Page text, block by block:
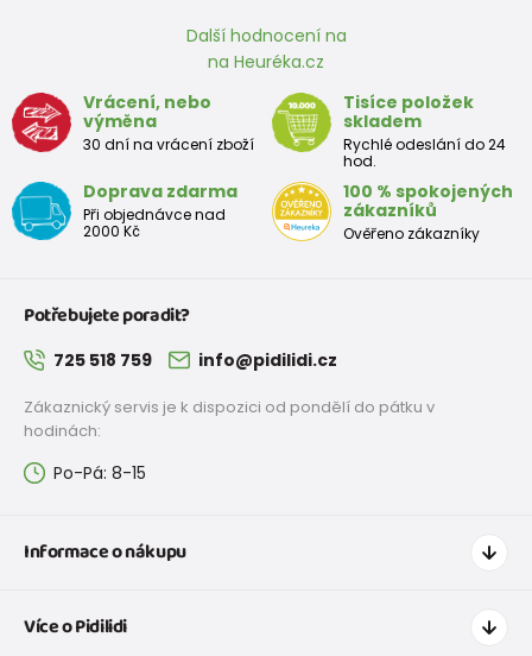
Další hodnocení na
na Heuréka.cz
Vrácení, nebo
výměna
30 dní na vrácení zboží
Tisíce položek
skladem
Rychlé odeslání do 24
hod.
Doprava zdarma
Při objednávce nad
2000 Kč
100 % spokojených
zákazníků
Ověřeno zákazníky
Potřebujete poradit?
725 518 759 info@pidilidi.cz
Zákaznický servis je k dispozici od pondělí do pátku v
hodinách:
Po-Pá: 8-15
Informace o nákupu
Doprava a platba
Více o Pidilidi